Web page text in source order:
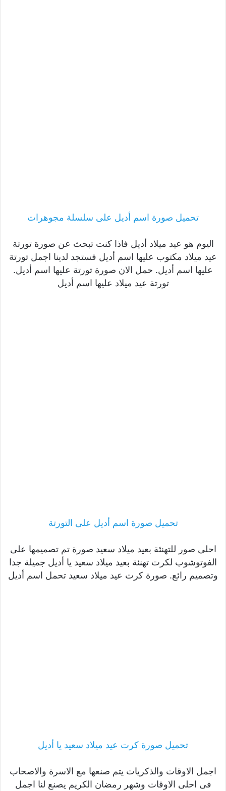
تحميل صورة اسم أديل على سلسلة مجوهرات
اليوم هو عيد ميلاد أديل فاذا كنت تبحث عن صورة تورتة
عيد ميلاد مكتوب عليها اسم أديل فستجد لدينا اجمل تورتة
عليها اسم أديل. حمل الان صورة تورتة عليها اسم أديل.
تورتة عيد ميلاد عليها اسم أديل
تحميل صورة اسم أديل على التورتة
احلى صور للتهنئة بعيد ميلاد سعيد صورة تم تصميمها على
الفوتوشوب لكرت تهنئة بعيد ميلاد سعيد يا أديل جميلة جدا
وتصميم رائع. صورة كرت عيد ميلاد سعيد تحمل اسم أديل
تحميل صورة كرت عيد ميلاد سعيد يا أديل
اجمل الاوقات والذكريات يتم صنعها مع الاسرة والاصحاب
فى احلى الاوقات وشهر رمضان الكريم يصنع لنا اجمل